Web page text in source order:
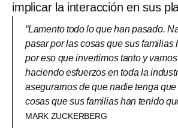
implicar la interacción en sus
“Lamento todo lo que han pasado.
pasar por las cosas que sus familias
por eso que invertimos tanto y
haciendo esfuerzos en toda la
asegurarnos de que nadie tenga
cosas que sus familias han tenido
MARK ZUCKERBERG